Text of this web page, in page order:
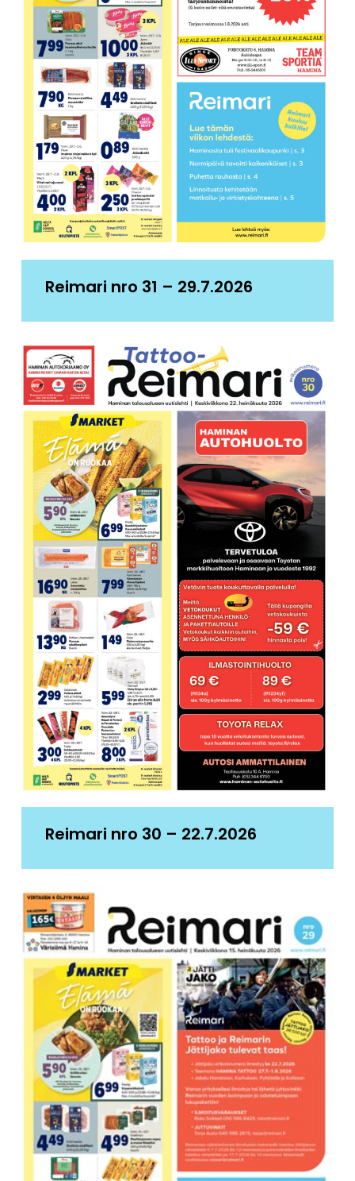
Reimari nro 31 – 29.7.2026
Reimari nro 30 – 22.7.2026